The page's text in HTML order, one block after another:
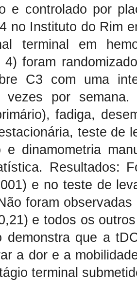
e controlado por
no Instituto do Rim
terminal em
4) foram
C3 com uma
vezes por
fadiga,
teste de
e dinamometria
Resultados:
e no teste de
foram
e todos os
demonstra que a
a dor e a
terminal